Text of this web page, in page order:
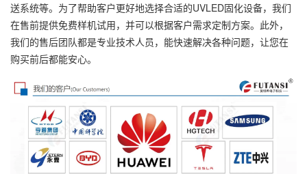
送系统等。为了帮助客户更好地选择合适的UVLED固化设备，我们
在售前提供免费样机试用，并可以根据客户需求定制方案。此外，
我们的售后团队都是专业技术人员，能快速解决各种问题，让您在
购买前后都能安心。